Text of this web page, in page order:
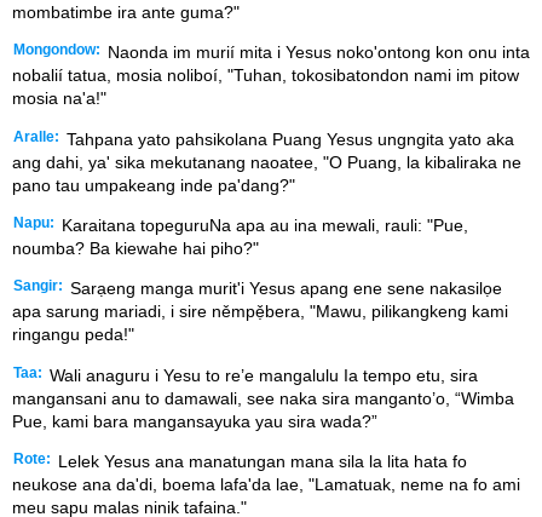
mombatimbe ira ante guma?"
Mongondow:
Naonda im murií mita i Yesus noko'ontong kon onu inta
nobalií tatua, mosia noliboí, "Tuhan, tokosibatondon nami im pitow
mosia na'a!"
Aralle: Tahpana yato pahsikolana Puang Yesus ungngita yato aka
ang dahi, ya' sika mekutanang naoatee, "O Puang, la kibaliraka ne
pano tau umpakeang inde pa'dang?"
Napu:
Karaitana topeguruNa apa au ina mewali, rauli: "Pue,
noumba? Ba kiewahe hai piho?"
Sangir: Sarạeng manga murit'i Yesus apang ene sene nakasilọe
apa sarung mariadi, i sire němpẹ̌bera, "Mawu, pilikangkeng kami
ringangu peda!"
Taa: Wali anaguru i Yesu to re’e mangalulu Ia tempo etu, sira
mangansani anu to damawali, see naka sira manganto’o, “Wimba
Pue, kami bara mangansayuka yau sira wada?”
Rote:
Lelek Yesus ana manatungan mana sila la lita hata fo
neukose ana da'di, boema lafa'da lae, "Lamatuak, neme na fo ami
meu sapu malas ninik tafaina."